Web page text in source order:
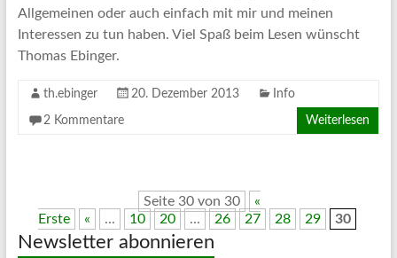
Allgemeinen oder auch einfach mit mir und meinen
Interessen zu tun haben. Viel Spaß beim Lesen wünscht
Thomas Ebinger.
th.ebinger 20. Dezember 2013 Info
2 Kommentare Weiterlesen
Seite 30 von 30
«
Erste
« ... 10 20 ... 26 27 28 29 30
Newsletter abonnieren